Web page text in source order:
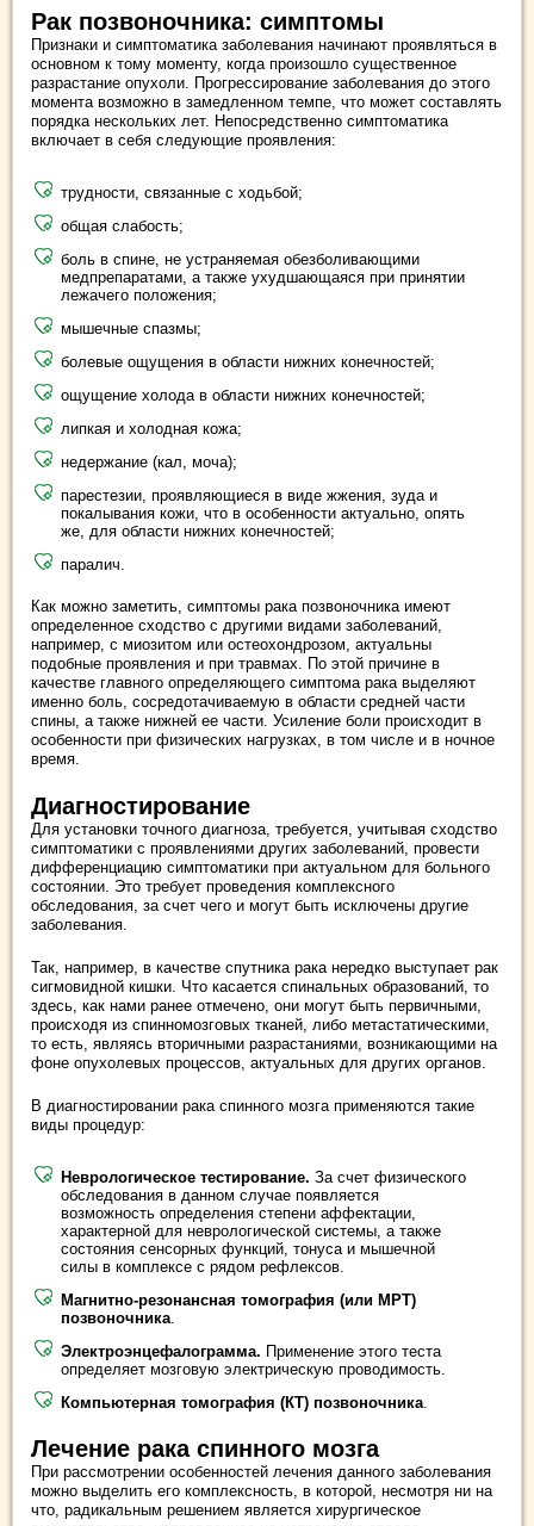
Рак позвоночника: симптомы
Признаки и симптоматика заболевания начинают проявляться в
основном к тому моменту, когда произошло существенное
разрастание опухоли. Прогрессирование заболевания до этого
момента возможно в замедленном темпе, что может составлять
порядка нескольких лет. Непосредственно симптоматика
включает в себя следующие проявления:
трудности, связанные с ходьбой;
общая слабость;
боль в спине, не устраняемая обезболивающими
медпрепаратами, а также ухудшающаяся при принятии
лежачего положения;
мышечные спазмы;
болевые ощущения в области нижних конечностей;
ощущение холода в области нижних конечностей;
липкая и холодная кожа;
недержание (кал, моча);
парестезии, проявляющиеся в виде жжения, зуда и
покалывания кожи, что в особенности актуально, опять
же, для области нижних конечностей;
паралич.
Как можно заметить, симптомы рака позвоночника имеют
определенное сходство с другими видами заболеваний,
например, с миозитом или остеохондрозом, актуальны
подобные проявления и при травмах. По этой причине в
качестве главного определяющего симптома рака выделяют
именно боль, сосредотачиваемую в области средней части
спины, а также нижней ее части. Усиление боли происходит в
особенности при физических нагрузках, в том числе и в ночное
время.
Диагностирование
Для установки точного диагноза, требуется, учитывая сходство
симптоматики с проявлениями других заболеваний, провести
дифференциацию симптоматики при актуальном для больного
состоянии. Это требует проведения комплексного
обследования, за счет чего и могут быть исключены другие
заболевания.
Так, например, в качестве спутника рака нередко выступает рак
сигмовидной кишки. Что касается спинальных образований, то
здесь, как нами ранее отмечено, они могут быть первичными,
происходя из спинномозговых тканей, либо метастатическими,
то есть, являясь вторичными разрастаниями, возникающими на
фоне опухолевых процессов, актуальных для других органов.
В диагностировании рака спинного мозга применяются такие
виды процедур:
Неврологическое тестирование. За счет физического
обследования в данном случае появляется
возможность определения степени аффектации,
характерной для неврологической системы, а также
состояния сенсорных функций, тонуса и мышечной
силы в комплексе с рядом рефлексов.
Магнитно-резонансная томография (или МРТ)
позвоночника.
Электроэнцефалограмма. Применение этого теста
определяет мозговую электрическую проводимость.
Компьютерная томография (КТ) позвоночника.
Лечение рака спинного мозга
При рассмотрении особенностей лечения данного заболевания
можно выделить его комплексность, в которой, несмотря ни на
что, радикальным решением является хирургическое